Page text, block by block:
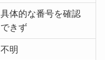
具体的な番号を確認
できず
不明